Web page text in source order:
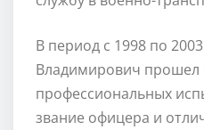
В период с 1998 по
Владимирович прошел
профессиональных
звание офицера и